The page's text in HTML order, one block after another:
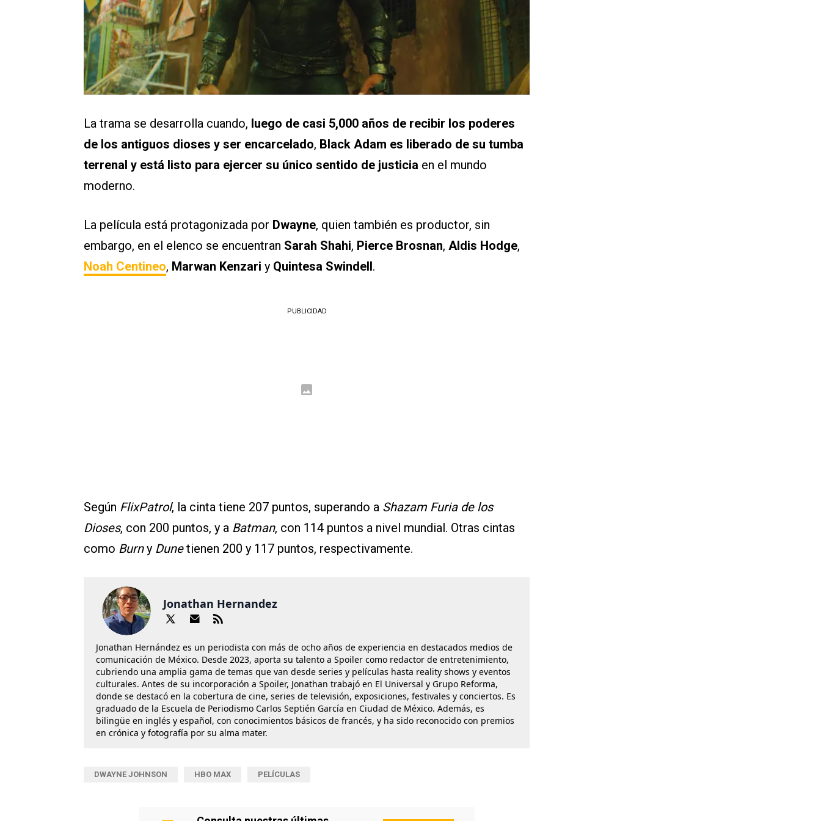
La trama se desarrolla cuando, luego de casi 5,000 años de recibir los poderes
de los antiguos dioses y ser encarcelado, Black Adam es liberado de su tumba
terrenal y está listo para ejercer su único sentido de justicia en el mundo
moderno.
La película está protagonizada por Dwayne, quien también es productor, sin
embargo, en el elenco se encuentran Sarah Shahi, Pierce Brosnan, Aldis Hodge,
Noah Centineo, Marwan Kenzari y Quintesa Swindell.
PUBLICIDAD
Según FlixPatrol, la cinta tiene 207 puntos, superando a Shazam Furia de los
Dioses, con 200 puntos, y a Batman, con 114 puntos a nivel mundial. Otras cintas
como Burny Dunetienen 200 y 117 puntos, respectivamente.
Jonathan Hernandez
Jonathan Hernández es un periodista con más de ocho años de experiencia en destacados medios de
comunicación de México. Desde 2023, aporta su talento a Spoiler como redactor de entretenimiento,
cubriendo una amplia gama de temas que van desde series y películas hasta reality shows y eventos
culturales. Antes de su incorporación a Spoiler, Jonathan trabajó en El Universal y Grupo Reforma,
donde se destacó en la cobertura de cine, series de televisión, exposiciones, festivales y conciertos. Es
graduado de la Escuela de Periodismo Carlos Septién García en Ciudad de México. Además, es
bilingüe en inglés y español, con conocimientos básicos de francés, y ha sido reconocido con premios
en crónica y fotografía por su alma mater.
DWAYNE JOHNSON HBO MAX PELÍCULAS